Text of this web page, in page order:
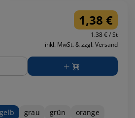
1,38 €
1.38 € / St
inkl. MwSt. & zzgl. Versand
gelb grau grün
orange